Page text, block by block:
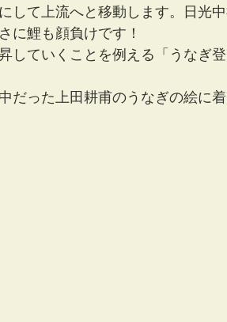
して上流へと移動します。日光
に鯉も顔負けです！
していくことを例える「うなぎ
った上田耕甫のうなぎの絵に着